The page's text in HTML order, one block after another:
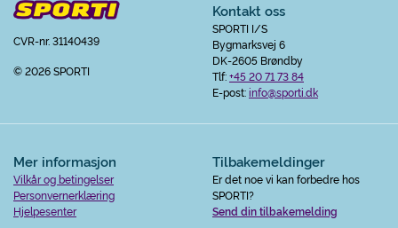
CVR-nr. 31140439
© 2026 SPORTI
Kontakt oss
SPORTI I/S
Bygmarksvej 6
DK-2605 Brøndby
Tlf:+45 20 71 73 84
E-post:info@sporti.dk
Mer informasjon
Vilkår og betingelser
Personvernerklæring
Hjelpesenter
Tilbakemeldinger
Er det noe vi kan forbedre hos
SPORTI?
Send din tilbakemelding